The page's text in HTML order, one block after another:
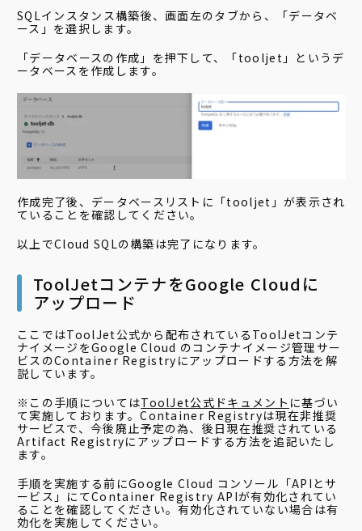
SQLインスタンス構築後、画面左のタブから、「データベ
ース」を選択します。
「データベースの作成」を押下して、「tooljet」というデ
ータベースを作成します。
作成完了後、データベースリストに「tooljet」が表示され
ていることを確認してください。
以上でCloud SQLの構築は完了になります。
ToolJetコンテナをGoogle Cloudに
アップロード
ここではToolJet公式から配布されているToolJetコンテ
ナイメージをGoogle Cloud のコンテナイメージ管理サー
ビスのContainer Registryにアップロードする方法を解
説しています。
※この手順についてはToolJet公式ドキュメント に基づい
て実施しております。Container Registryは現在非推奨
サービスで、今後廃止予定の為、後日現在推奨されている
Artifact Registryにアップロードする方法を追記いたし
ます。
手順を実施する前にGoogle Cloud コンソール「APIとサ
ービス」にてContainer Registry APIが有効化されてい
ることを確認してください。有効化されていない場合は有
効化を実施してください。